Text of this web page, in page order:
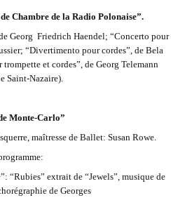
Chambre de la Radio Polonaise”.
Georg Friedrich Haendel; “Concerto pour
“Divertimento pour cordes”, de Bela
et cordes”, de Georg Telemann
Saint-Nazaire).
Monte-Carlo”
maîtresse de Ballet: Susan Rowe.
“Rubies” extrait de “Jewels”, musique de
de Georges